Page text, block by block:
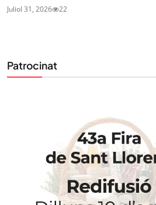
Juliol 31, 2026 22
Patrocinat
STAY UPDATED
Uneix-te al nostre
Tota l’actualitat, seleccionada i
al teu correu. Subscriu-te al